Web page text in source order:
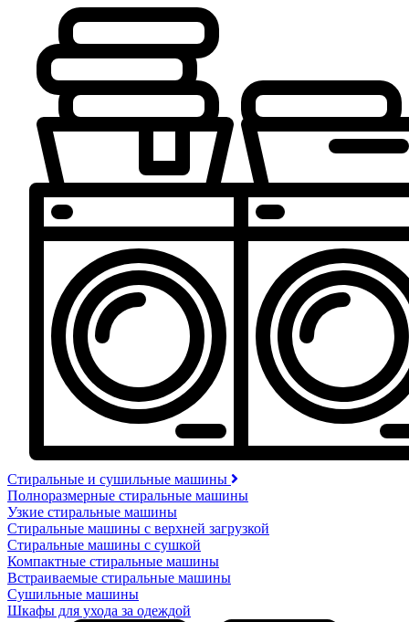
Стиральные и сушильные машины
Полноразмерные стиральные машины
Узкие стиральные машины
Стиральные машины с верхней загрузкой
Стиральные машины с сушкой
Компактные стиральные машины
Встраиваемые стиральные машины
Сушильные машины
Шкафы для ухода за одеждой